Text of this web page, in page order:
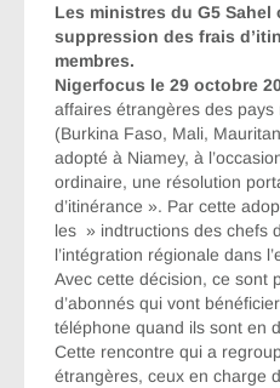
Les ministres du G5
suppression des frais
membres.
Nigerfocus le 29 octobre
affaires étrangères des
(Burkina Faso, Mali,
adopté à Niamey, à
ordinaire, une résolution
d’itinérance ». Par cette
les » indtructions des chefs
l’intégration régionale dans
Avec cette décision, ce sont
d’abonnés qui vont
téléphone quand ils sont en
Cette rencontre qui a
étrangères, ceux en charge